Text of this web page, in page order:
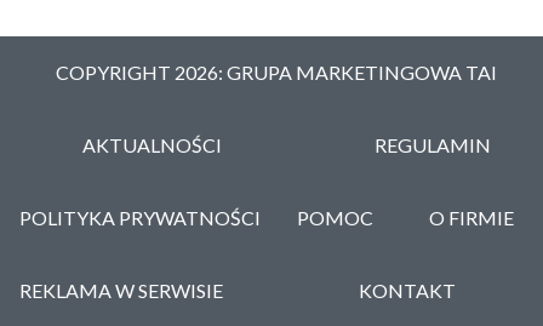
COPYRIGHT 2026: GRUPA MARKETINGOWA TAI
AKTUALNOŚCI REGULAMIN
POLITYKA PRYWATNOŚCI POMOC O FIRMIE
REKLAMA W SERWISIE KONTAKT